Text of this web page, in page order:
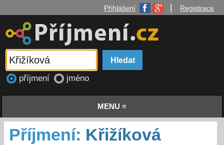
Přihlášení Registrace
příjmení jméno
MENU ≡
Příjmení: Křižíková